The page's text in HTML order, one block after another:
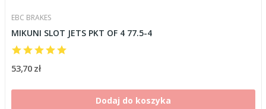
EBC BRAKES
MIKUNI SLOT JETS PKT OF 4 77.5-4
53,70 zł
Dodaj do koszyka